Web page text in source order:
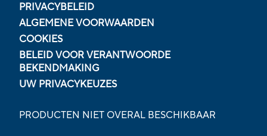
PRIVACYBELEID
ALGEMENE VOORWAARDEN
COOKIES
BELEID VOOR VERANTWOORDE
BEKENDMAKING
UW PRIVACYKEUZES
PRODUCTEN NIET OVERAL BESCHIKBAAR